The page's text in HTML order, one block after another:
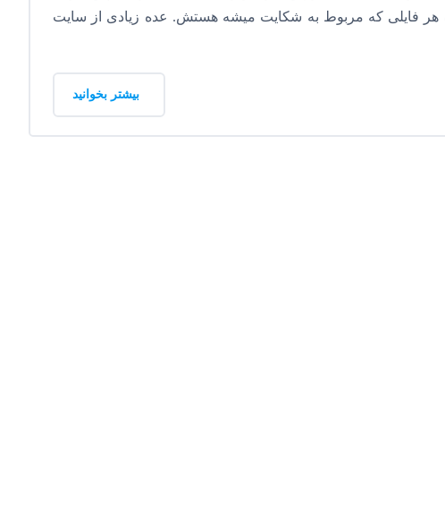
هر فایلی که مربوط به شکایت میشه هستش. عده زیادی از سایت
بیشتر بخوانید